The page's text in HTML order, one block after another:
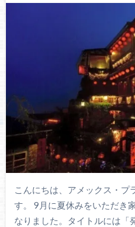
こんにちは、アメックス・プ
す。 9月に夏休みをいただき
なりました。タイトルには「